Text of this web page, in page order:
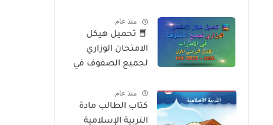
2026 – المنهج
الإماراتي
منذ عام
📘 تحميل هيكل
الامتحان الوزاري
لجميع الصفوف في
2026 PDF
منذ عام
كتاب الطالب مادة
التربية الإسلامية